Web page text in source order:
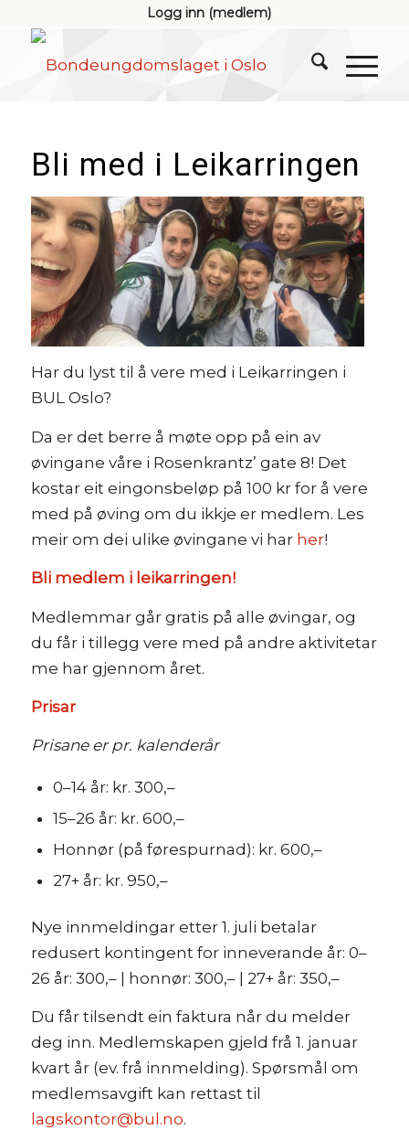
Logg inn (medlem)
Bli med i Leikarringen
Har du lyst til å vere med i Leikarringen i
BUL Oslo?
Da er det berre å møte opp på ein av
øvingane våre i Rosenkrantz’ gate 8! Det
kostar eit eingonsbeløp på 100 kr for å vere
med på øving om du ikkje er medlem. Les
meir om dei ulike øvingane vi har her!
Bli medlem i leikarringen!
Medlemmar går gratis på alle øvingar, og
du får i tillegg vere med på andre aktivitetar
me har gjennom året.
Prisar
Prisane er pr. kalenderår
0–14 år: kr. 300,–
15–26 år: kr. 600,–
Honnør (på førespurnad): kr. 600,–
27+ år: kr. 950,–
Nye innmeldingar etter 1. juli betalar
redusert kontingent for inneverande år: 0–
26 år: 300,– | honnør: 300,– | 27+ år: 350,–
Du får tilsendt ein faktura når du melder
deg inn. Medlemskapen gjeld frå 1. januar
kvart år (ev. frå innmelding). Spørsmål om
medlemsavgift kan rettast til
lagskontor@bul.no.